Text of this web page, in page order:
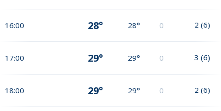
16:00 28° 28° 0 2 (6)
17:00 29° 29° 0 3 (6)
18:00 29° 29° 0 2 (6)